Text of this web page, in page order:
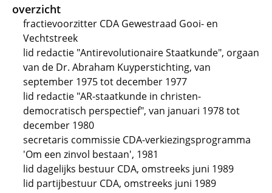
overzicht
fractievoorzitter CDA Gewestraad Gooi- en
Vechtstreek
lid redactie "Antirevolutionaire Staatkunde", orgaan
van de Dr. Abraham Kuyperstichting, van
september 1975 tot december 1977
lid redactie "AR-staatkunde in christen-
democratisch perspectief", van januari 1978 tot
december 1980
secretaris commissie CDA-verkiezingsprogramma
'Om een zinvol bestaan', 1981
lid dagelijks bestuur CDA, omstreeks juni 1989
lid partijbestuur CDA, omstreeks juni 1989